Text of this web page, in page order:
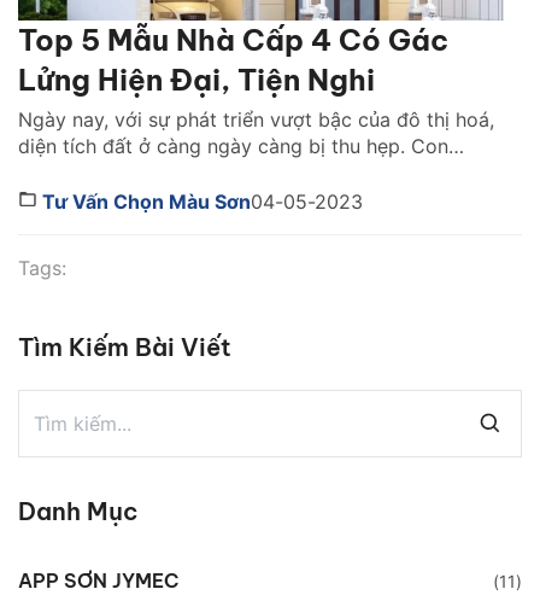
Top 5 Mẫu Nhà Cấp 4 Có Gác
Lửng Hiện Đại, Tiện Nghi
Ngày nay, với sự phát triển vượt bậc của đô thị hoá,
diện tích đất ở càng ngày càng bị thu hẹp. Con
gọn, tiện nghi nhưng vẫn đảm bảo được tính thẩm
Tư Vấn Chọn Màu Sơn04-05-2023
Tags:
Tìm Kiếm Bài Viết
Danh Mục
APP SƠN JYMEC (11)